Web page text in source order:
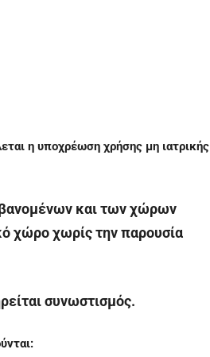
η υποχρέωση χρήσης μη ιατρικής
και των χώρων
χώρο χωρίς την παρουσία
συνωστισμός.